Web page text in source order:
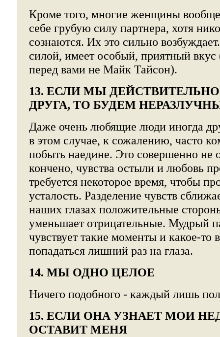
Кроме того, многие женщины
себе грубую силу партнера, хотя
сознаются. Их это сильно
силой, имеет особый, приятный вкус
перед вами не Майк Тайсон).
13. ЕСЛИ МЫ
ДРУГА, ТО БУДЕМ
Даже очень любящие люди иногда
в этом случае, к сожалению, часто
побыть наедине. Это совершенно не
кончено, чувства остыли и любовь
требуется некоторое время, чтобы
усталость. Разделение чувств
наших глазах положительные
уменьшает отрицательные. Мудрый
чувствует такие моменты и какое-то
попадаться лишний раз на глаза.
14. МЫ ОДНО ЦЕЛОЕ
Ничего подобного - каждый лишь
15. ЕСЛИ ОНА УЗНАЕТ МОИ
ОСТАВИТ МЕНЯ